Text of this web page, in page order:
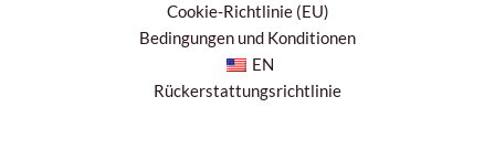
Cookie-Richtlinie (EU)
Bedingungen und Konditionen
EN
Rückerstattungsrichtlinie